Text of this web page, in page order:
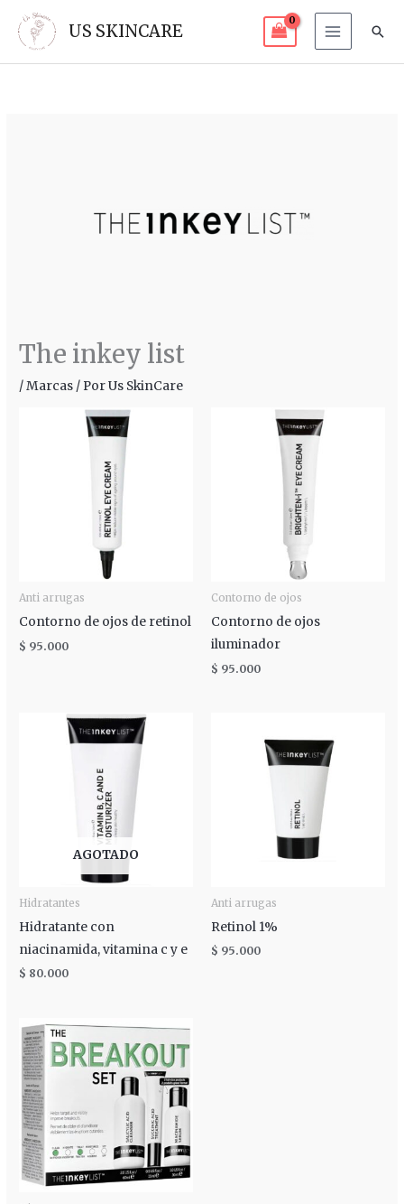
US SKINCARE
The inkey list
/Marcas / PorUs SkinCare
Anti arrugas
Contorno de ojos de retinol
$ 95.000
Contorno de ojos
Contorno de ojos
iluminador
$ 95.000
AGOTADO
Hidratantes
Hidratante con
niacinamida, vitamina c y e
$ 80.000
Anti arrugas
Retinol 1%
$ 95.000